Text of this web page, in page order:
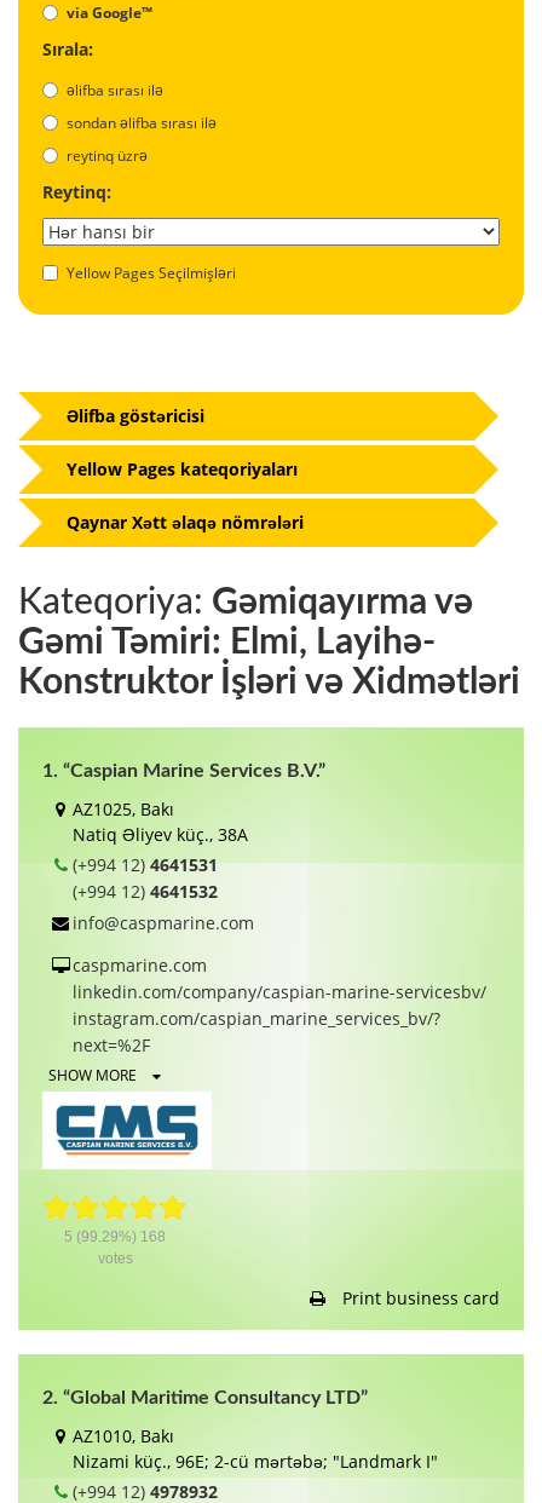
via Google™
Sırala:
əlifba sırası ilə
sondan əlifba sırası ilə
reytinq üzrə
Reytinq:
Yellow Pages Seçilmişləri
Kateqoriya: Gəmiqayırma və
Gəmi Təmiri: Elmi, Layihə-
Konstruktor İşləri və Xidmətləri
1. “Caspian Marine Services B.V.”
AZ1025, Bakı
Natiq Əliyev küç., 38А
(+994 12) 4641531
(+994 12) 4641532
info@caspmarine.com
caspmarine.com
linkedin.com/company/caspian-marine-servicesbv/
instagram.com/caspian_marine_services_bv/?
next=%2F
SHOW MORE
5 (99.29%) 168
votes
Print business card
2. “Global Maritime Consultancy LTD”
AZ1010, Bakı
Nizami küç., 96E; 2-cü mərtəbə; "Landmark I"
(+994 12) 4978932
Əlifba göstəricisi
Yellow Pages kateqoriyaları
Qaynar Xətt əlaqə nömrələri